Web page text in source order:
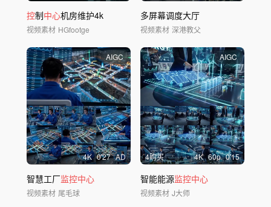
控制中心机房维护4k
视频素材 HGfootge
多屏幕调度大厅
视频素材 深港教父
AIGC
4K 0'27 AD
智慧工厂监控中心
视频素材 尾毛球
AIGC
4购买 4K 60p 0'15
智能能源监控中心
视频素材 J大师